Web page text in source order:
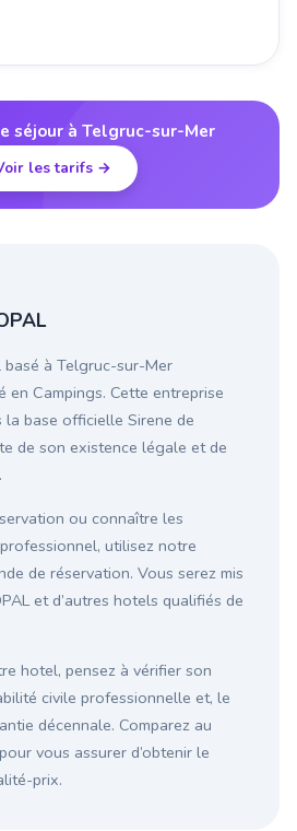
séjour à Telgruc-sur-Mer
les tarifs →
à Telgruc-sur-Mer
en Campings. Cette entreprise
la base officielle Sirene de
de son existence légale et de
ou connaître les
utilisez notre
de réservation. Vous serez mis
et d’autres hotels qualifiés de
hotel, pensez à vérifier son
civile professionnelle et, le
décennale. Comparez au
vous assurer d’obtenir le
prix.